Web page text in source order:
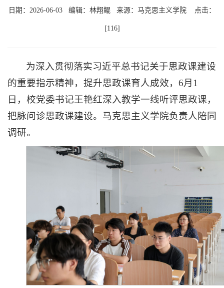
日期：2026-06-03 编辑：林翔鲲 来源：马克思主义学院 点击：
[116]
为深入贯彻落实习近平总书记关于思政课建设
的重要指示精神，提升思政课育人成效，6月1
日，校党委书记王艳红深入教学一线听评思政课，
把脉问诊思政课建设。马克思主义学院负责人陪同
调研。